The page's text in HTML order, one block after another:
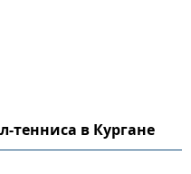
тенниса в Кургане